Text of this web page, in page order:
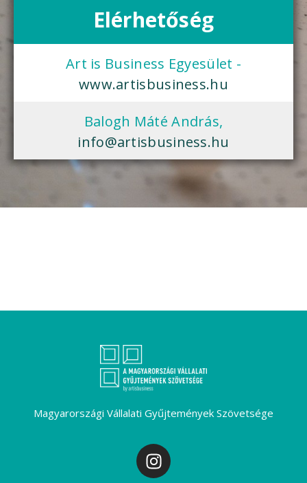
Elérhetőség
Art is Business Egyesület -
www.artisbusiness.hu
Balogh Máté András,
info@artisbusiness.hu
Magyarországi Vállalati Gyűjtemények Szövetsége